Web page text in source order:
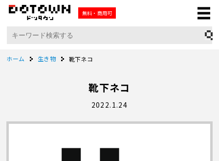
無料・商用可
ホーム 生き物 靴下ネコ
靴下ネコ
2022.1.24